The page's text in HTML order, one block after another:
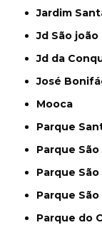
Jardim
Jd São joão
Jd da
José
Mooca
Parque
Parque
Parque
Parque
Parque do